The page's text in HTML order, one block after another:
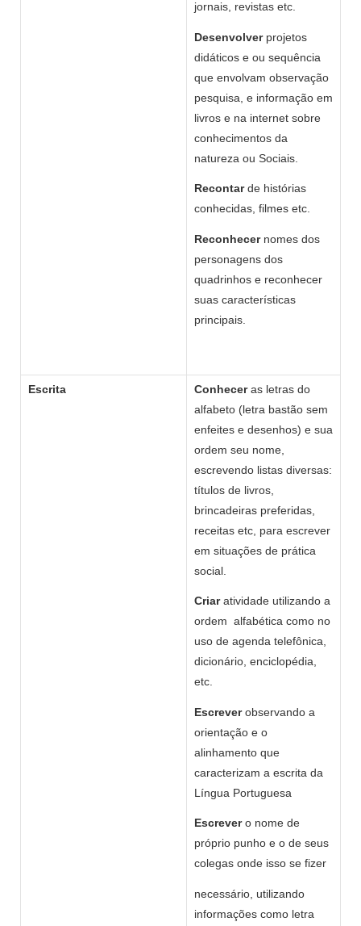
jornais, revistas etc.
Desenvolverprojetos
didáticos e ou sequência
que envolvam observação
pesquisa, e informação em
livros e na internet sobre
conhecimentos da
natureza ou Sociais.
Recontarde histórias
conhecidas, filmes etc.
Reconhecernomes dos
personagens dos
quadrinhos e reconhecer
suas características
principais.
Escrita Conheceras letras do
alfabeto (letra bastão sem
enfeites e desenhos) e sua
ordem seu nome,
escrevendo listas diversas:
títulos de livros,
brincadeiras preferidas,
receitas etc, para escrever
em situações de prática
social.
Criaratividade utilizando a
ordem alfabética como no
uso de agenda telefônica,
dicionário, enciclopédia,
etc.
Escreverobservando a
orientação e o
alinhamento que
caracterizam a escrita da
Língua Portuguesa
Escrevero nome de
próprio punho e o de seus
colegas onde isso se fizer
necessário, utilizando
informações como letra